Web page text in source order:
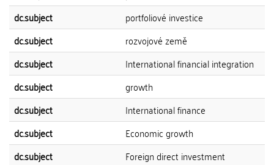
dc.subject
portfoliové investice
dc.subject
rozvojové země
dc.subject
International financial integration
dc.subject
growth
dc.subject
International finance
dc.subject
Economic growth
dc.subject
Foreign direct investment